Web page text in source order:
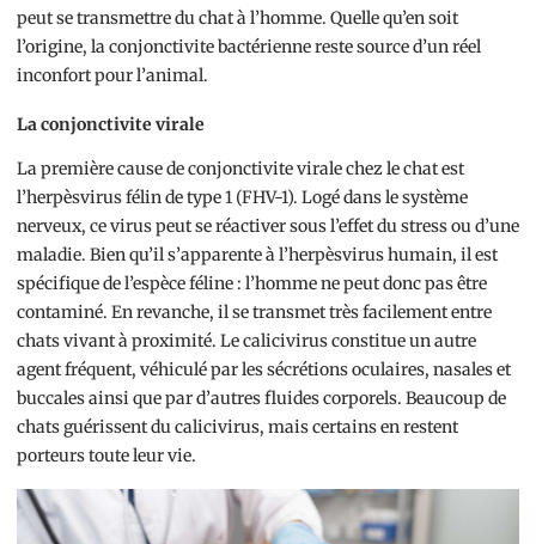
peut se transmettre du chat à l’homme. Quelle qu’en soit
l’origine, la conjonctivite bactérienne reste source d’un réel
inconfort pour l’animal.
La conjonctivite virale
La première cause de conjonctivite virale chez le chat est
l’herpèsvirus félin de type 1 (FHV-1). Logé dans le système
nerveux, ce virus peut se réactiver sous l’effet du stress ou d’une
maladie. Bien qu’il s’apparente à l’herpèsvirus humain, il est
spécifique de l’espèce féline : l’homme ne peut donc pas être
contaminé. En revanche, il se transmet très facilement entre
chats vivant à proximité. Le calicivirus constitue un autre
agent fréquent, véhiculé par les sécrétions oculaires, nasales et
buccales ainsi que par d’autres fluides corporels. Beaucoup de
chats guérissent du calicivirus, mais certains en restent
porteurs toute leur vie.